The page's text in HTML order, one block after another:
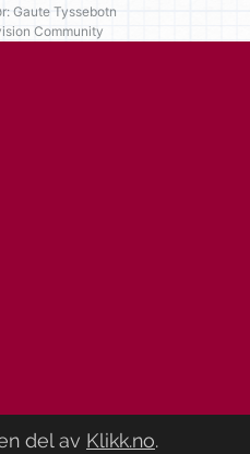
Gaute Tyssebotn
Community
del av Klikk.no.